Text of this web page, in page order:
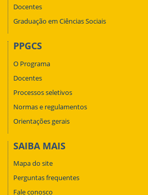
Docentes
Graduação em Ciências Sociais
PPGCS
O Programa
Docentes
Processos seletivos
Normas e regulamentos
Orientações gerais
SAIBA MAIS
Mapa do site
Perguntas frequentes
Fale conosco